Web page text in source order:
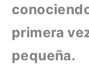
primera
pequeña.